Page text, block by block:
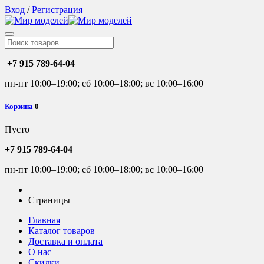
Вход /Регистрация
+7 915 789-64-04
пн-пт 10:00–19:00; сб 10:00–18:00; вс 10:00–16:00
Корзина 0
Пусто
+7 915 789-64-04
пн-пт 10:00–19:00; сб 10:00–18:00; вс 10:00–16:00
Страницы
Главная
Каталог товаров
Доставка и оплата
О нас